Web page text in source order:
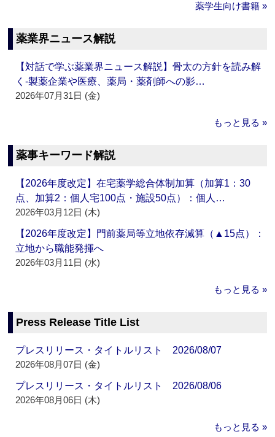
薬学生向け書籍 »
薬業界ニュース解説
【対話で学ぶ薬業界ニュース解説】骨太の方針を読み解
く‐製薬企業や医療、薬局・薬剤師への影…
2026年07月31日 (金)
もっと見る »
薬事キーワード解説
【2026年度改定】在宅薬学総合体制加算（加算1：30
点、加算2：個人宅100点・施設50点）：個人…
2026年03月12日 (木)
【2026年度改定】門前薬局等立地依存減算（▲15点）：
立地から職能発揮へ
2026年03月11日 (水)
もっと見る »
Press Release Title List
プレスリリース・タイトルリスト 2026/08/07
2026年08月07日 (金)
プレスリリース・タイトルリスト 2026/08/06
2026年08月06日 (木)
もっと見る »